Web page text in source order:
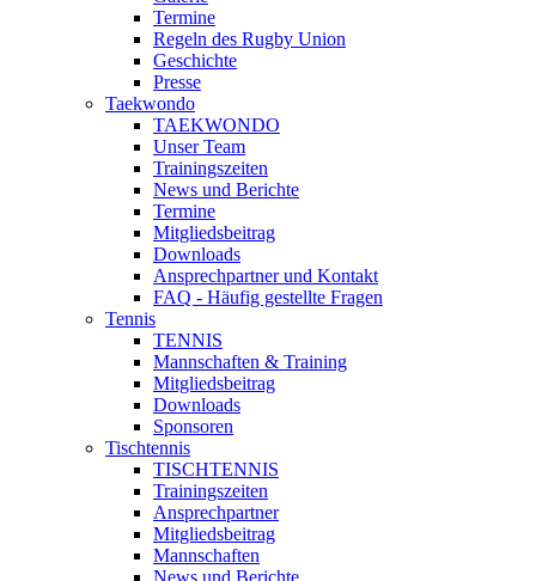
Termine
Regeln des Rugby Union
Geschichte
Presse
Taekwondo
TAEKWONDO
Unser Team
Trainingszeiten
News und Berichte
Termine
Mitgliedsbeitrag
Downloads
Ansprechpartner und Kontakt
FAQ - Häufig gestellte Fragen
Tennis
TENNIS
Mannschaften & Training
Mitgliedsbeitrag
Downloads
Sponsoren
Tischtennis
TISCHTENNIS
Trainingszeiten
Ansprechpartner
Mitgliedsbeitrag
Mannschaften
News und Berichte